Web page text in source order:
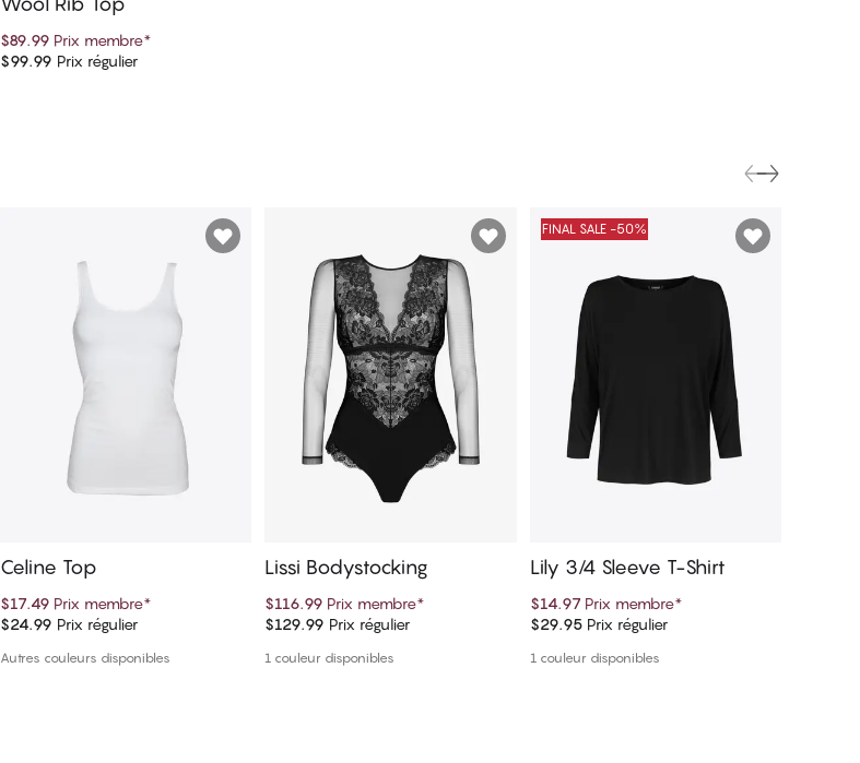
Ajouter au panier
$89.99 Prix membre*
$99.99 Prix régulier
Ajouter au panier
Celine Top
$17.49 Prix membre*
$24.99 Prix régulier
Autres couleurs disponibles
Ajouter au panier
Lissi Bodystocking
$116.99 Prix membre*
$129.99 Prix régulier
1 couleur disponibles
Ajouter au panier
FINAL SALE -50%
Lily 3/4 Sleeve T-Shirt
$14.97 Prix membre*
$29.95Prix régulier
1 couleur disponibles